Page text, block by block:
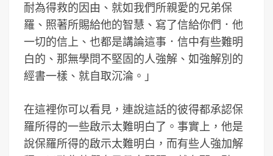
耐為得救的因由、就如我們所親愛的兄弟保
羅、照著所賜給他的智慧、寫了信給你們．他
一切的信上、也都是講論這事．信中有些難明
白的、那無學問不堅固的人強解、如強解別的
經書一樣、就自取沉淪。」
在這裡你可以看見，連說這話的彼得都承認保
羅所得的一些啟示太難明白了。事實上，他是
說保羅所得的啟示太難明白，而有些人強加解